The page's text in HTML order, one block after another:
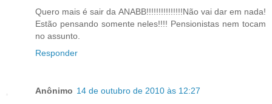
Quero mais é sair da ANABB!!!!!!!!!!!!!!!Não vai dar em nada!
Estão pensando somente neles!!!! Pensionistas nem tocam
no assunto.
Responder
Anônimo 14 de outubro de 2010 às 12:27